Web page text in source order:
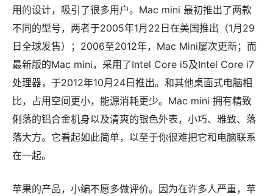
用的设计，吸引了很多用户。Mac mini 最初推出了两款
不同的型号，两者于2005年1月22日在美国推出（1月29
日全球发售）；2006至2012年，Mac Mini屡次更新；而
最新版的Mac mini，采用了Intel Core i5及Intel Core i7
处理器，于2012年10月24日推出。和其他桌面式电脑相
比，占用空间更小，能源消耗更少。Mac mini 拥有精致
俐落的铝合金机身以及清爽的银色外表，小巧、雅致、落
落大方。它看起如此简单，以至于你很难把它和电脑联系
在一起。
苹果的产品，小编不愿多做评价。因为在许多人严重，苹